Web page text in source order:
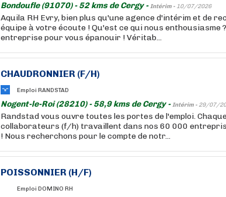
Bondoufle (91070) - 52 kms de Cergy -Intérim - 10/07/2026
Aquila RH Evry, bien plus qu'une agence d'intérim et de
équipe à votre écoute ! Qu'est ce qui nous enthousiasme
entreprise pour vous épanouir ! Véritab...
CHAUDRONNIER (F/H)
Emploi RANDSTAD
Nogent-le-Roi (28210) - 58,9 kms de Cergy -Intérim - 29/07/
Randstad vous ouvre toutes les portes de l'emploi.
collaborateurs (f/h) travaillent dans nos 60 000
! Nous recherchons pour le compte de notr...
POISSONNIER (H/F)
Emploi DOMINO RH